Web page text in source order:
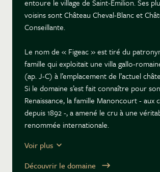
entoure le village de Saint-Émilion. Ses
voisins sont Château Cheval-Blanc et
Conseillante.
Le nom de « Figeac » est tiré du
famille qui exploitait une villa gallo-
(ap. J-C) à l’emplacement de l’actuel
Si le domaine s’est fait connaître pour
Renaissance, la famille Manoncourt - aux
depuis 1892 -, a amené le cru à une
renommée internationale.
premier millésime en 1943. Ce personnage
emblématique, ingénieur agronome de
Voir plus
Découvrir le domaine